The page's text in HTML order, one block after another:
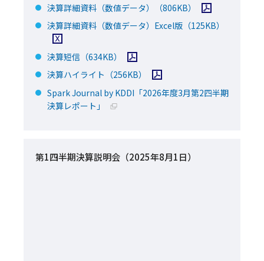
決算詳細資料（数値データ）
（806KB）
PDFファイルを開
決算詳細資料（数値データ）Excel版 （125KB）
決算短信 （634KB）
PDFファイルを開く
決算ハイライト （256KB）
PDFファイルを開く
Spark Journal by KDDI「2026年度3月第2四半期
決算レポート」
新規ウィンドウで開く
第1四半期決算説明会（2025年8月1日）